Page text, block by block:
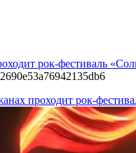
рок-фестиваль
проходит рок-